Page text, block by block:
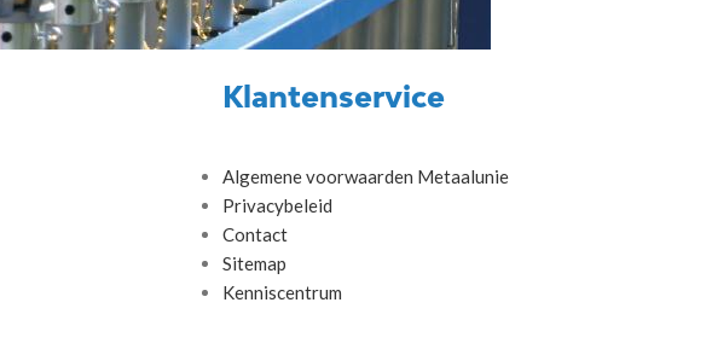
Klantenservice
Algemene voorwaarden Metaalunie
Privacybeleid
Contact
Sitemap
Kenniscentrum